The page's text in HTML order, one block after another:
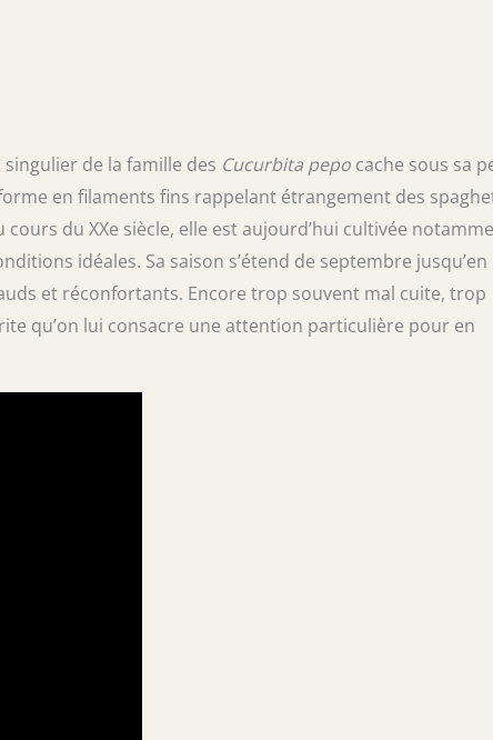
de la famille des Cucurbita pepo cache sous sa
en filaments fins rappelant étrangement des
du XXe siècle, elle est aujourd’hui cultivée
idéales. Sa saison s’étend de septembre jusqu’en
et réconfortants. Encore trop souvent mal cuite, trop
qu’on lui consacre une attention particulière pour en